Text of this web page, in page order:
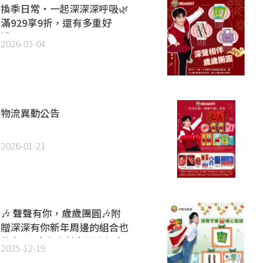
換季日常・一起深深深呼吸🌿
滿929享9折，還有多重好
禮！
2026-03-04
物流異動公告
2026-01-21
🎶 聲聲有你，歲歲團圓🎶附
贈深深有你新年周邊的組合也
將在1月中左右於台灣官網上
架✨
2025-12-19